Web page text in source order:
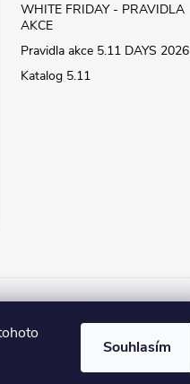
Souhlasím
WHITE FRIDAY - PRAVIDLA
AKCE
Pravidla akce 5.11 DAYS 2026
Katalog 5.11